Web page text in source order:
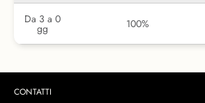
Da 3 a 0
gg 100%
CONTATTI